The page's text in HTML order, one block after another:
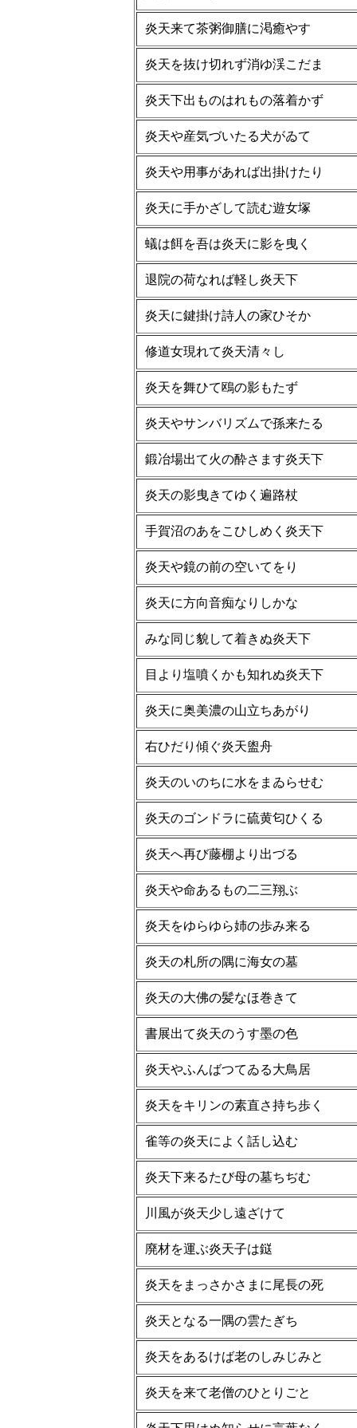
炎天来て茶粥御膳に渇癒やす
炎天を抜け切れず消ゆ渓こだま
炎天下出ものはれもの落着かず
炎天や産気づいたる犬がゐて
炎天や用事があれば出掛けたり
炎天に手かざして読む遊女塚
蟻は餌を吾は炎天に影を曳く
退院の荷なれば軽し炎天下
炎天に鍵掛け詩人の家ひそか
修道女現れて炎天清々し
炎天を舞ひて鴎の影もたず
炎天やサンバリズムで孫来たる
鍛冶場出て火の酔さます炎天下
炎天の影曳きてゆく遍路杖
手賀沼のあをこひしめく炎天下
炎天や鏡の前の空いてをり
炎天に方向音痴なりしかな
みな同じ貌して着きぬ炎天下
目より塩噴くかも知れぬ炎天下
炎天に奥美濃の山立ちあがり
右ひだり傾ぐ炎天盥舟
炎天のいのちに水をまゐらせむ
炎天のゴンドラに硫黄匂ひくる
炎天へ再び藤棚より出づる
炎天や命あるもの二三翔ぶ
炎天をゆらゆら姉の歩み来る
炎天の札所の隅に海女の墓
炎天の大佛の髪なほ巻きて
書展出て炎天のうす墨の色
炎天やふんばつてゐる大鳥居
炎天をキリンの素直さ持ち歩く
雀等の炎天によく話し込む
炎天下来るたび母の墓ちぢむ
川風が炎天少し遠ざけて
廃材を運ぶ炎天子は鎹
炎天をまっさかさまに尾長の死
炎天となる一隅の雲たぎち
炎天をあるけば老のしみじみと
炎天を来て老僧のひとりごと